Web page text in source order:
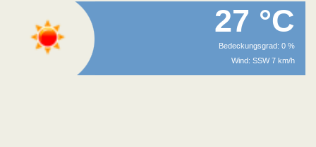
27 °C
Bedeckungsgrad: 0 %
Wind: SSW 7 km/h